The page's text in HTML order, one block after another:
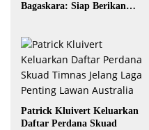
Bagaskara: Siap Berikan
Patrick Kluivert Keluarkan
Daftar Perdana Skuad